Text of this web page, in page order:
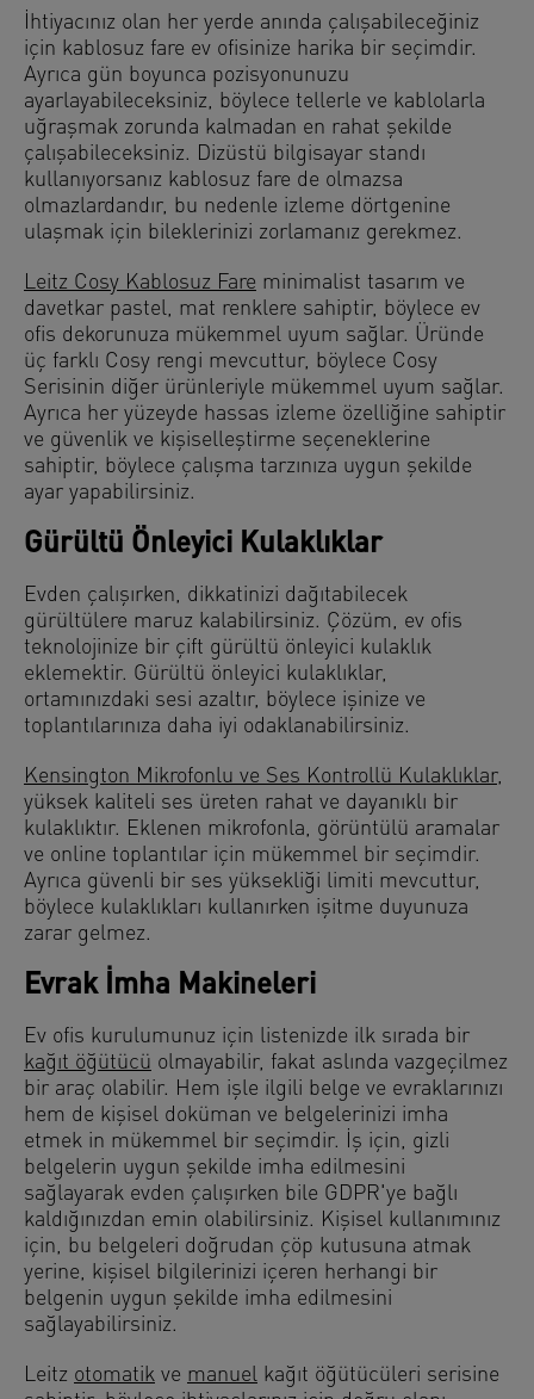
İhtiyacınız olan her yerde anında çalışabileceğiniz
için kablosuz fare ev ofisinize harika bir seçimdir.
Ayrıca gün boyunca pozisyonunuzu
ayarlayabileceksiniz, böylece tellerle ve kablolarla
uğraşmak zorunda kalmadan en rahat şekilde
çalışabileceksiniz. Dizüstü bilgisayar standı
kullanıyorsanız kablosuz fare de olmazsa
olmazlardandır, bu nedenle izleme dörtgenine
ulaşmak için bileklerinizi zorlamanız gerekmez.
Leitz Cosy Kablosuz Fare minimalist tasarım ve
davetkar pastel, mat renklere sahiptir, böylece ev
ofis dekorunuza mükemmel uyum sağlar. Üründe
üç farklı Cosy rengi mevcuttur, böylece Cosy
Serisinin diğer ürünleriyle mükemmel uyum sağlar.
Ayrıca her yüzeyde hassas izleme özelliğine sahiptir
ve güvenlik ve kişiselleştirme seçeneklerine
sahiptir, böylece çalışma tarzınıza uygun şekilde
ayar yapabilirsiniz.
Gürültü Önleyici Kulaklıklar
Evden çalışırken, dikkatinizi dağıtabilecek
gürültülere maruz kalabilirsiniz. Çözüm, ev ofis
teknolojinize bir çift gürültü önleyici kulaklık
eklemektir. Gürültü önleyici kulaklıklar,
ortamınızdaki sesi azaltır, böylece işinize ve
toplantılarınıza daha iyi odaklanabilirsiniz.
Kensington Mikrofonlu ve Ses Kontrollü Kulaklıklar,
yüksek kaliteli ses üreten rahat ve dayanıklı bir
kulaklıktır. Eklenen mikrofonla, görüntülü aramalar
ve online toplantılar için mükemmel bir seçimdir.
Ayrıca güvenli bir ses yüksekliği limiti mevcuttur,
böylece kulaklıkları kullanırken işitme duyunuza
zarar gelmez.
Evrak İmha Makineleri
Ev ofis kurulumunuz için listenizde ilk sırada bir
kağıt öğütücü olmayabilir, fakat aslında vazgeçilmez
bir araç olabilir. Hem işle ilgili belge ve evraklarınızı
hem de kişisel doküman ve belgelerinizi imha
etmek in mükemmel bir seçimdir. İş için, gizli
belgelerin uygun şekilde imha edilmesini
sağlayarak evden çalışırken bile GDPR'ye bağlı
kaldığınızdan emin olabilirsiniz. Kişisel kullanımınız
için, bu belgeleri doğrudan çöp kutusuna atmak
yerine, kişisel bilgilerinizi içeren herhangi bir
belgenin uygun şekilde imha edilmesini
sağlayabilirsiniz.
Leitz otomatik ve manuel kağıt öğütücüleri serisine